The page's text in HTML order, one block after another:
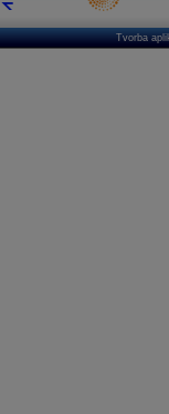
Tvorba